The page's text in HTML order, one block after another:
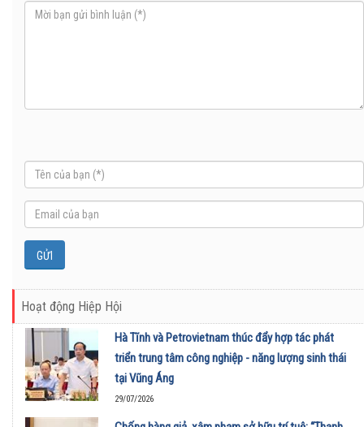
Hoạt động Hiệp Hội
Hà Tĩnh và Petrovietnam thúc đẩy hợp tác phát
triển trung tâm công nghiệp - năng lượng sinh thái
tại Vũng Áng
29/07/2026